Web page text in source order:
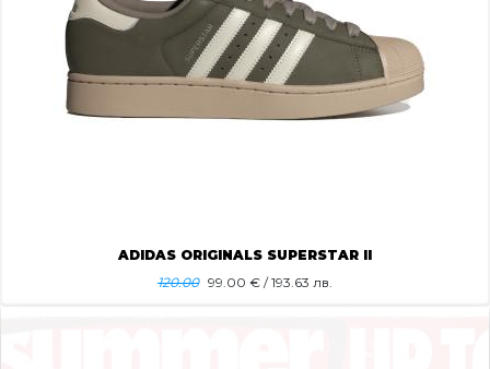
ADIDAS ORIGINALS SUPERSTAR II
120.00 99.00 € / 193.63 лв.